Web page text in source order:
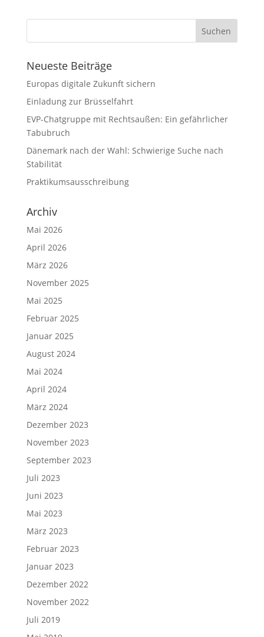
Neueste Beiträge
Europas digitale Zukunft sichern
Einladung zur Brüsselfahrt
EVP-Chatgruppe mit Rechtsaußen: Ein gefährlicher
Tabubruch
Dänemark nach der Wahl: Schwierige Suche nach
Stabilität
Praktikumsausschreibung
Archiv
Mai 2026
April 2026
März 2026
November 2025
Mai 2025
Februar 2025
Januar 2025
August 2024
Mai 2024
April 2024
März 2024
Dezember 2023
November 2023
September 2023
Juli 2023
Juni 2023
Mai 2023
März 2023
Februar 2023
Januar 2023
Dezember 2022
November 2022
Juli 2019